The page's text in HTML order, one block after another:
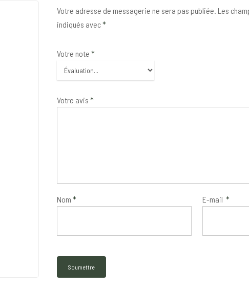
Votre adresse de messagerie ne sera pas publiée. Les
indiqués avec*
Votre note *
Votre avis *
Nom * E-mail*